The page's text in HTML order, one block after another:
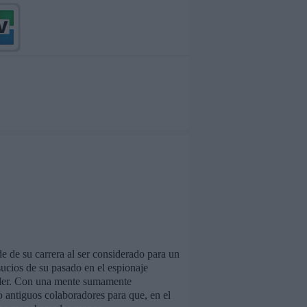
de su carrera al ser considerado para un
de su pasado en el espionaje
Con una mente sumamente
colaboradores para que, en el